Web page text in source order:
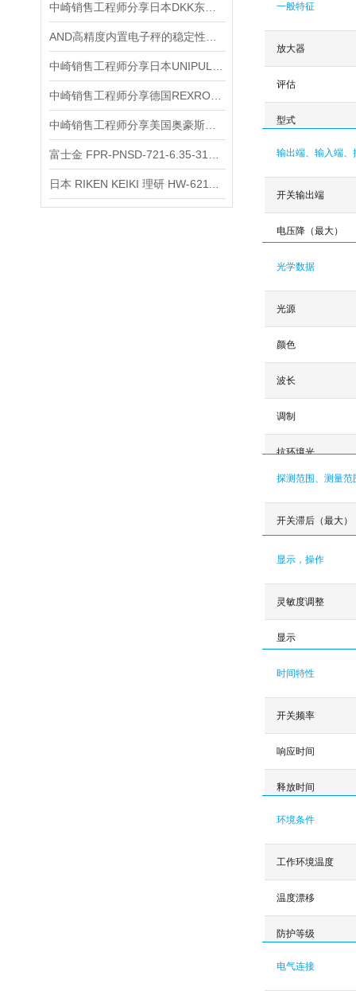
一般特征
放大器
评估
型式
输出端、输入端、
开关输出端
电压降（最大）
光学数据
光源
颜色
波长
调制
抗环境光
探测范围、测量范
开关滞后（最大）
显示，操作
灵敏度调整
显示
时间特性
开关频率
响应时间
释放时间
环境条件
工作环境温度
温度漂移
防护等级
电气连接